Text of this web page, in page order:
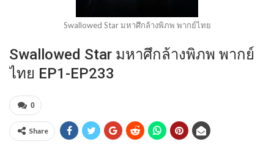
Swallowed Star มหาศึกล้างพิภพ พากย์ไทย
Swallowed Star มหาศึกล้างพิภพ พากย์
ไทย EP1-EP233
0
Share